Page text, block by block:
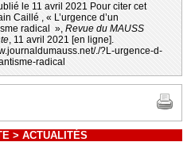
le 11 avril 2021 Pour citer cet
Caillé , « L’urgence d’un
radical », Revue du MAUSS
, 11 avril 2021 [en ligne].
/./?L-urgence-d-
radical
> ACTUALITÉS